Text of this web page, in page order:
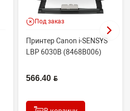
Под заказ
Принтер Canon i-SENSYS
LBP 6030B (8468B006)
566.40 BYN